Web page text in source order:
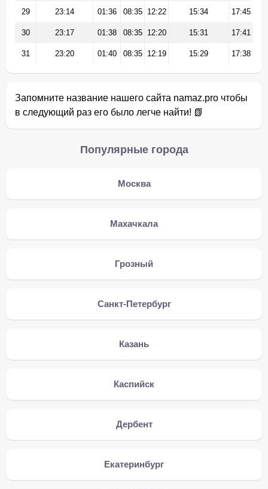
29 23:14 01:36 08:35 12:22 15:34 17:45
30 23:17 01:38 08:35 12:20 15:31 17:41
31 23:20 01:40 08:35 12:19 15:29 17:38
Запомните название нашего сайта namaz.pro чтобы
в следующий раз его было легче найти! 📗
Популярные города
Москва
Махачкала
Грозный
Санкт-Петербург
Казань
Каспийск
Дербент
Екатеринбург